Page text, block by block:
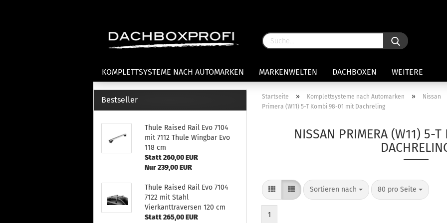
Konto
KOMPLETTSYSTEME NACH AUTOMARKEN MARKENWELTEN DACHBOXEN WEITERE
Dachfahrradträger
Heckklappenfahrradträger
Anhängekupplungsträger
E-Bike Fahrradträger
Lastenträgerfüße
Laststreben
normalen Dach
Thule Kits 30.. für 753 Fußsatz
mit Fixpunkte
Startseite » Komplettsysteme nach Automarken » Nissan
Primera (W11) 5-T Kombi 98-01 mit Dachreling
NISSAN PRIMERA (W11) 5-
Sortieren nach 80 pro Seite
1
Bestseller
Thule Raised Rail Evo 7104
mit 7112 Thule Wingbar Evo
118 cm
Statt 260,00 EUR
Nur 239,00 EUR
Thule Raised Rail Evo 7104
7122 mit Stahl
Vierkanttraversen 120 cm
Statt 265,00 EUR